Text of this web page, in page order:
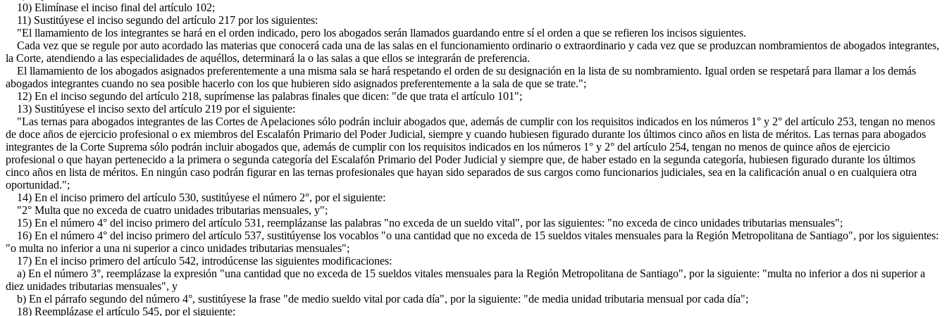
10) Elimínase el inciso final del artículo 102;
11) Sustitúyese el inciso segundo del artículo 217 por los siguientes:
"El llamamiento de los integrantes se hará en el orden indicado, pero los abogados serán llamados guardando entre sí el orden a que se refieren los incisos siguientes.
Cada vez que se regule por auto acordado las materias que conocerá cada una de las salas en el funcionamiento ordinario o extraordinario y cada vez que se produzcan nombramientos de abogados integrantes,
la Corte, atendiendo a las especialidades de aquéllos, determinará la o las salas a que ellos se integrarán de preferencia.
El llamamiento de los abogados asignados preferentemente a una misma sala se hará respetando el orden de su designación en la lista de su nombramiento. Igual orden se respetará para llamar a los demás
abogados integrantes cuando no sea posible hacerlo con los que hubieren sido asignados preferentemente a la sala de que se trate.";
12) En el inciso segundo del artículo 218, suprímense las palabras finales que dicen: "de que trata el artículo 101";
13) Sustitúyese el inciso sexto del artículo 219 por el siguiente:
"Las ternas para abogados integrantes de las Cortes de Apelaciones sólo podrán incluir abogados que, además de cumplir con los requisitos indicados en los números 1° y 2° del artículo 253, tengan no menos
de doce años de ejercicio profesional o ex miembros del Escalafón Primario del Poder Judicial, siempre y cuando hubiesen figurado durante los últimos cinco años en lista de méritos. Las ternas para abogados
integrantes de la Corte Suprema sólo podrán incluir abogados que, además de cumplir con los requisitos indicados en los números 1° y 2° del artículo 254, tengan no menos de quince años de ejercicio
profesional o que hayan pertenecido a la primera o segunda categoría del Escalafón Primario del Poder Judicial y siempre que, de haber estado en la segunda categoría, hubiesen figurado durante los últimos
cinco años en lista de méritos. En ningún caso podrán figurar en las ternas profesionales que hayan sido separados de sus cargos como funcionarios judiciales, sea en la calificación anual o en cualquiera otra
oportunidad.";
14) En el inciso primero del artículo 530, sustitúyese el número 2°, por el siguiente:
"2° Multa que no exceda de cuatro unidades tributarias mensuales, y";
15) En el número 4° del inciso primero del artículo 531, reemplázanse las palabras "no exceda de un sueldo vital", por las siguientes: "no exceda de cinco unidades tributarias mensuales";
16) En el número 4° del inciso primero del artículo 537, sustitúyense los vocablos "o una cantidad que no exceda de 15 sueldos vitales mensuales para la Región Metropolitana de Santiago", por los siguientes:
"o multa no inferior a una ni superior a cinco unidades tributarias mensuales";
17) En el inciso primero del artículo 542, introdúcense las siguientes modificaciones:
a) En el número 3°, reemplázase la expresión "una cantidad que no exceda de 15 sueldos vitales mensuales para la Región Metropolitana de Santiago", por la siguiente: "multa no inferior a dos ni superior a
diez unidades tributarias mensuales", y
b) En el párrafo segundo del número 4°, sustitúyese la frase "de medio sueldo vital por cada día", por la siguiente: "de media unidad tributaria mensual por cada día";
18) Reemplázase el artículo 545, por el siguiente: